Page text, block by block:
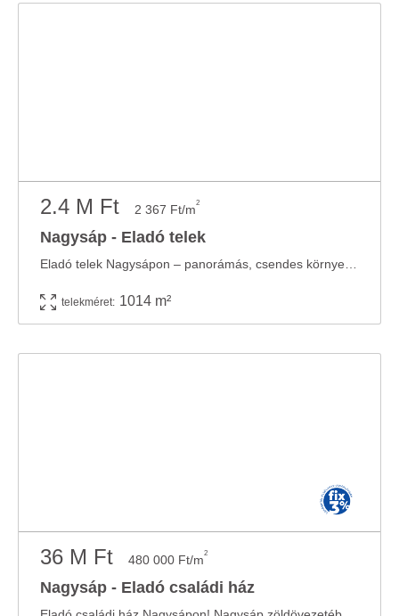
2.4 M Ft 2 367 Ft/m2
Nagysáp - Eladó telek
telekméret: 1014 m²
36 M Ft 480 000 Ft/m2
Nagysáp - Eladó családi ház